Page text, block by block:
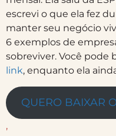
escrevi o que ela fez
manter seu negócio
6 exemplos de
sobreviver. Você pode
link, enquanto ela
QUERO BAIXAR
,